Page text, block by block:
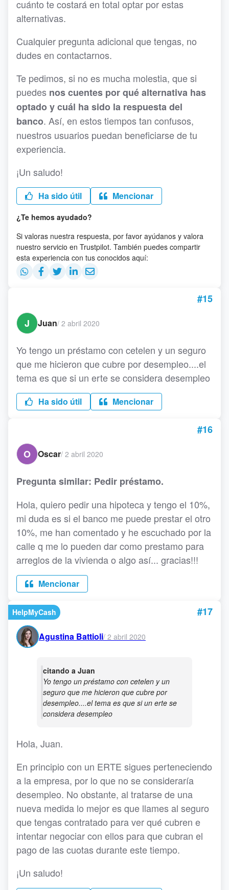
cuánto te costará en total optar por estas
alternativas.
Cualquier pregunta adicional que tengas, no
dudes en contactarnos.
Te pedimos, si no es mucha molestia, que si
puedes nos cuentes por qué alternativa has
optado y cuál ha sido la respuesta del
banco. Así, en estos tiempos tan confusos,
nuestros usuarios puedan beneficiarse de tu
experiencia.
¡Un saludo!
Ha sido útil Mencionar
¿Te hemos ayudado?
Si valoras nuestra respuesta, por favor ayúdanos y valora
nuestro servicio en Trustpilot. También puedes compartir
esta experiencia con tus conocidos aquí:
#15
J
Juan/ 2 abril 2020
Yo tengo un préstamo con cetelen y un seguro
que me hicieron que cubre por desempleo....el
tema es que si un erte se considera desempleo
Ha sido útil Mencionar
#16
O
Oscar/ 2 abril 2020
Pregunta similar: Pedir préstamo.
Hola, quiero pedir una hipoteca y tengo el 10%,
mi duda es si el banco me puede prestar el otro
10%, me han comentado y he escuchado por la
calle q me lo pueden dar como prestamo para
arreglos de la vivienda o algo así... gracias!!!
Mencionar
HelpMyCash #17
Agustina Battioli/ 2 abril 2020
citando a Juan
Yo tengo un préstamo con cetelen y un
seguro que me hicieron que cubre por
desempleo....el tema es que si un erte se
considera desempleo
Hola, Juan.
En principio con un ERTE sigues perteneciendo
a la empresa, por lo que no se consideraría
desempleo. No obstante, al tratarse de una
nueva medida lo mejor es que llames al seguro
que tengas contratado para ver qué cubren e
intentar negociar con ellos para que cubran el
pago de las cuotas durante este tiempo.
¡Un saludo!